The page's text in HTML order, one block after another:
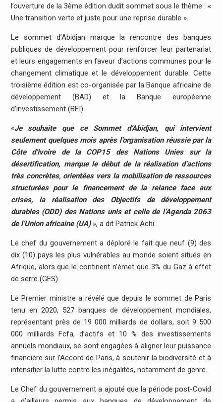
l’ouverture de la 3ème édition dudit sommet sous le thème : «
Une transition verte et juste pour une reprise durable ».
Le sommet d’Abidjan marque la rencontre des banques
publiques de développement pour renforcer leur partenariat
et leurs engagements en faveur d’actions communes pour le
changement climatique et le développement durable. Cette
troisième édition est co-organisée par la Banque africaine de
développement (BAD) et la Banque européenne
d’investissement (BEI).
«Je souhaite que ce Sommet d’Abidjan, qui intervient
seulement quelques mois après l’organisation réussie par la
Côte d’Ivoire de la COP15 des Nations Unies sur la
désertification, marque le début de la réalisation d’actions
très concrètes, orientées vers la mobilisation de ressources
structurées pour le financement de la relance face aux
crises, la réalisation des Objectifs de développement
durables (ODD) des Nations unis et celle de l’Agenda 2063
de l’Union africaine (UA)», a dit Patrick Achi.
Le chef du gouvernement a déploré le fait que neuf (9) des
dix (10) pays les plus vulnérables au monde soient situés en
Afrique, alors que le continent n’émet que 3% du Gaz à effet
de serre (GES).
Le Premier ministre a révélé que depuis le sommet de Paris
tenu en 2020, 527 banques de développement mondiales,
représentant près de 19 000 milliards de dollars, soit 9 500
000 milliards Fcfa, d’actifs et 10 % des investissements
annuels mondiaux, se sont engagées à aligner leur puissance
financière sur l’Accord de Paris, à soutenir la biodiversité et à
intensifier la lutte contre les inégalités, notamment de genre.
Le Chef du gouvernement a ajouté que la période post-Covid